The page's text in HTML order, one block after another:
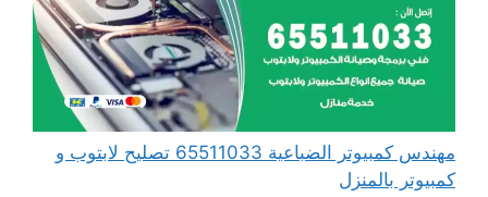
مهندس كمبيوتر الضباعية 65511033 تصليح لابتوب و
كمبيوتر بالمنزل